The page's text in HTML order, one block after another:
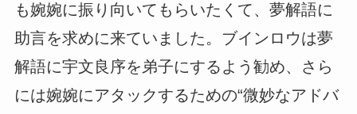
も婉婉に振り向いてもらいたくて、夢解語に
助言を求めに来ていました。ブインロウは夢
解語に宇文良序を弟子にするよう勧め、さら
には婉婉にアタックするための“微妙なアドバ